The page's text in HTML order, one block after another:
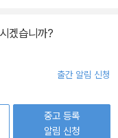
겠습니까?
출간 알림 신청
중고 등록
알림 신청